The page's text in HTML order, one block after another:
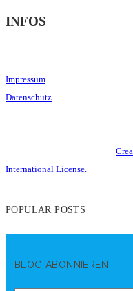
INFOS
Impressum
Datenschutz
International License.
POPULAR POSTS
BLOG ABONNIEREN